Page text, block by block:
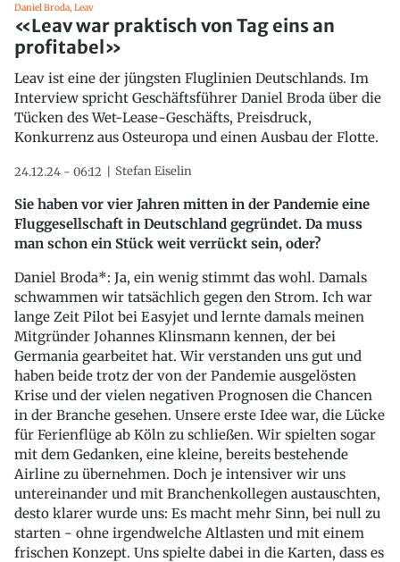
Daniel Broda, Leav
«Leav war praktisch von Tag eins an
profitabel»
Leav ist eine der jüngsten Fluglinien Deutschlands. Im
Interview spricht Geschäftsführer Daniel Broda über die
Tücken des Wet-Lease-Geschäfts, Preisdruck,
Konkurrenz aus Osteuropa und einen Ausbau der Flotte.
24.12.24 - 06:12 Stefan Eiselin
Sie haben vor vier Jahren mitten in der Pandemie eine
Fluggesellschaft in Deutschland gegründet. Da muss
man schon ein Stück weit verrückt sein, oder?
Daniel Broda*: Ja, ein wenig stimmt das wohl. Damals
schwammen wir tatsächlich gegen den Strom. Ich war
lange Zeit Pilot bei Easyjet und lernte damals meinen
Mitgründer Johannes Klinsmann kennen, der bei
Germania gearbeitet hat. Wir verstanden uns gut und
haben beide trotz der von der Pandemie ausgelösten
Krise und der vielen negativen Prognosen die Chancen
in der Branche gesehen. Unsere erste Idee war, die Lücke
für Ferienflüge ab Köln zu schließen. Wir spielten sogar
mit dem Gedanken, eine kleine, bereits bestehende
Airline zu übernehmen. Doch je intensiver wir uns
untereinander und mit Branchenkollegen austauschten,
desto klarer wurde uns: Es macht mehr Sinn, bei null zu
starten - ohne irgendwelche Altlasten und mit einem
frischen Konzept. Uns spielte dabei in die Karten, dass es